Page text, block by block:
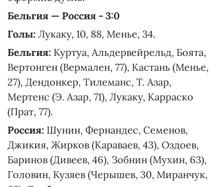
Бельгия — Россия - 3:0
Голы: Лукаку, 10, 88, Менье, 34.
Бельгия: Куртуа, Альдервейрельд, Боята,
Вертонген (Вермален, 77), Кастань (Менье,
27), Дендонкер, Тилеманс, Т. Азар,
Мертенс (Э. Азар, 71), Лукаку, Карраско
(Прат, 77).
Россия: Шунин, Фернандес, Семенов,
Джикия, Жирков (Караваев, 43), Оздоев,
Баринов (Дивеев, 46), Зобнин (Мухин, 63),
Головин, Кузяев (Черышев, 30, Миранчук,